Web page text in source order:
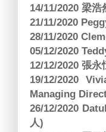
14/11/2020 梁
21/11/2020
28/11/2020
05/12/2020
12/12/2020 張
19/12/2020
Managing
26/12/2020
人)